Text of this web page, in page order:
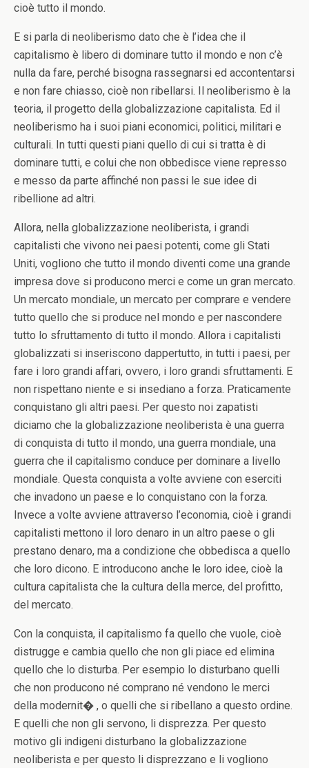
cioè tutto il mondo.
E si parla di neoliberismo dato che è l’idea che il
capitalismo è libero di dominare tutto il mondo e non c’è
nulla da fare, perché bisogna rassegnarsi ed accontentarsi
e non fare chiasso, cioè non ribellarsi. Il neoliberismo è la
teoria, il progetto della globalizzazione capitalista. Ed il
neoliberismo ha i suoi piani economici, politici, militari e
culturali. In tutti questi piani quello di cui si tratta è di
dominare tutti, e colui che non obbedisce viene represso
e messo da parte affinché non passi le sue idee di
ribellione ad altri.
Allora, nella globalizzazione neoliberista, i grandi
capitalisti che vivono nei paesi potenti, come gli Stati
Uniti, vogliono che tutto il mondo diventi come una grande
impresa dove si producono merci e come un gran mercato.
Un mercato mondiale, un mercato per comprare e vendere
tutto quello che si produce nel mondo e per nascondere
tutto lo sfruttamento di tutto il mondo. Allora i capitalisti
globalizzati si inseriscono dappertutto, in tutti i paesi, per
fare i loro grandi affari, ovvero, i loro grandi sfruttamenti. E
non rispettano niente e si insediano a forza. Praticamente
conquistano gli altri paesi. Per questo noi zapatisti
diciamo che la globalizzazione neoliberista è una guerra
di conquista di tutto il mondo, una guerra mondiale, una
guerra che il capitalismo conduce per dominare a livello
mondiale. Questa conquista a volte avviene con eserciti
che invadono un paese e lo conquistano con la forza.
Invece a volte avviene attraverso l’economia, cioè i grandi
capitalisti mettono il loro denaro in un altro paese o gli
prestano denaro, ma a condizione che obbedisca a quello
che loro dicono. E introducono anche le loro idee, cioè la
cultura capitalista che la cultura della merce, del profitto,
del mercato.
Con la conquista, il capitalismo fa quello che vuole, cioè
distrugge e cambia quello che non gli piace ed elimina
quello che lo disturba. Per esempio lo disturbano quelli
che non producono né comprano né vendono le merci
della modernit� , o quelli che si ribellano a questo ordine.
E quelli che non gli servono, li disprezza. Per questo
motivo gli indigeni disturbano la globalizzazione
neoliberista e per questo li disprezzano e li vogliono